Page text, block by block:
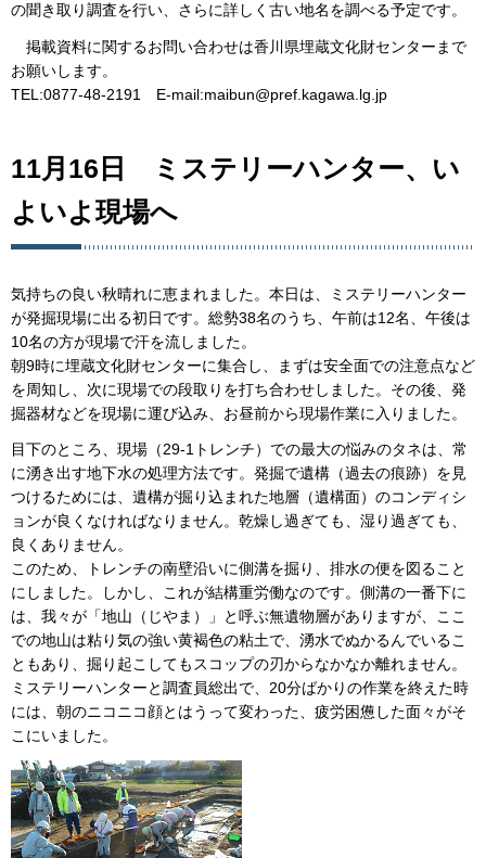
の聞き取り調査を行い、さらに詳しく古い地名を調べる予定です。
掲載資料に関するお問い合わせは香川県埋蔵文化財センターまで
お願いします。
TEL:0877-48-2191 E-mail:maibun@pref.kagawa.lg.jp
11月16日 ミステリーハンター、い
よいよ現場へ
気持ちの良い秋晴れに恵まれました。本日は、ミステリーハンター
が発掘現場に出る初日です。総勢38名のうち、午前は12名、午後は
10名の方が現場で汗を流しました。
朝9時に埋蔵文化財センターに集合し、まずは安全面での注意点など
を周知し、次に現場での段取りを打ち合わせしました。その後、発
掘器材などを現場に運び込み、お昼前から現場作業に入りました。
目下のところ、現場（29-1トレンチ）での最大の悩みのタネは、常
に湧き出す地下水の処理方法です。発掘で遺構（過去の痕跡）を見
つけるためには、遺構が掘り込まれた地層（遺構面）のコンディシ
ョンが良くなければなりません。乾燥し過ぎても、湿り過ぎても、
良くありません。
このため、トレンチの南壁沿いに側溝を掘り、排水の便を図ること
にしました。しかし、これが結構重労働なのです。側溝の一番下に
は、我々が「地山（じやま）」と呼ぶ無遺物層がありますが、ここ
での地山は粘り気の強い黄褐色の粘土で、湧水でぬかるんでいるこ
ともあり、掘り起こしてもスコップの刃からなかなか離れません。
ミステリーハンターと調査員総出で、20分ばかりの作業を終えた時
には、朝のニコニコ顔とはうって変わった、疲労困憊した面々がそ
こにいました。